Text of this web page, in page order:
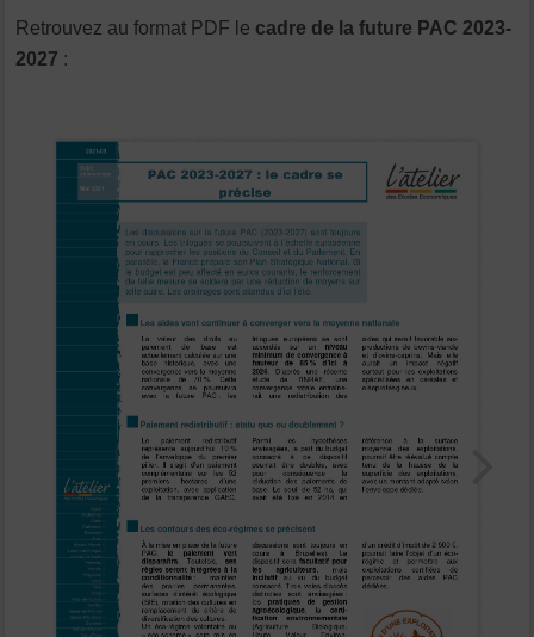
Retrouvez au format PDF le cadre de la future PAC 2023-
2027 :